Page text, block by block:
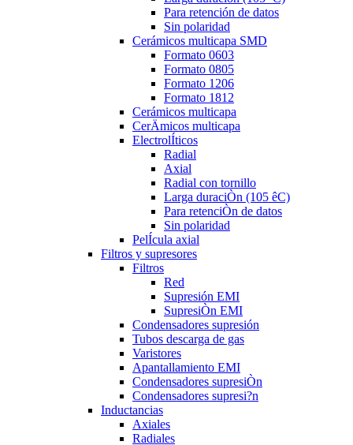
Para retención de datos
Sin polaridad
Cerámicos multicapa SMD
Formato 0603
Formato 0805
Formato 1206
Formato 1812
Cerámicos multicapa
CerÄmicos multicapa
ElectrolÍticos
Radial
Axial
Radial con tornillo
Larga duraciÒn (105 êC)
Para retenciÒn de datos
Sin polaridad
PelÍcula axial
Filtros y supresores
Filtros
Red
Supresión EMI
SupresiÒn EMI
Condensadores supresión
Tubos descarga de gas
Varistores
Apantallamiento EMI
Condensadores supresiÒn
Condensadores supresi?n
Inductancias
Axiales
Radiales